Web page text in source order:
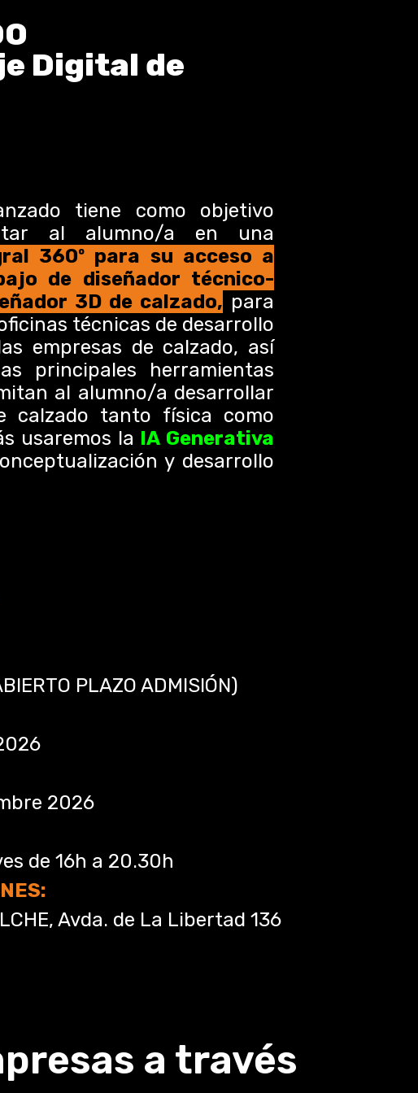
Digital de
tiene como objetivo
al alumno/a en una
360º para su acceso a
de diseñador técnico-
3D de calzado, para
técnicas de desarrollo
empresas de calzado, así
principales herramientas
al alumno/a desarrollar
calzado tanto física como
usaremos la IA Generativa
y desarrollo
PLAZO ADMISIÓN)
2026
de 16h a 20.30h
Avda. de La Libertad 136
a través